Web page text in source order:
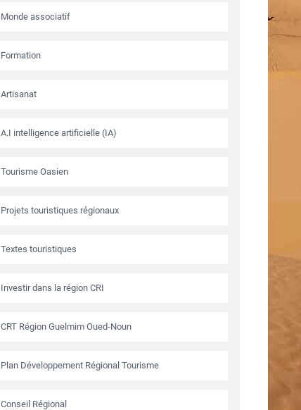
Monde associatif
Formation
Artisanat
A.I intelligence artificielle (IA)
Tourisme Oasien
Projets touristiques régionaux
Textes touristiques
Investir dans la région CRI
CRT Région Guelmim Oued-Noun
Plan Développement Régional Tourisme
Conseil Régional